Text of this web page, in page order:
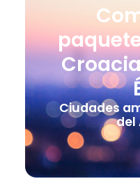
Ciudades
del